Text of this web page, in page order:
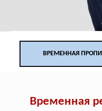
ВРЕМЕННАЯ
Временная